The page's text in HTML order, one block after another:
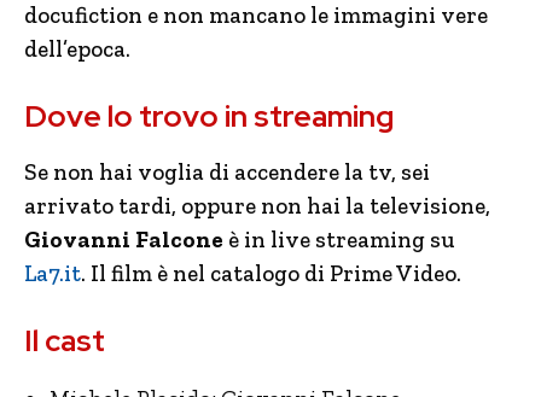
docufiction e non mancano le immagini vere
dell’epoca.
Dove lo trovo in streaming
Se non hai voglia di accendere la tv, sei
arrivato tardi, oppure non hai la televisione,
Giovanni Falcone è in live streaming su
La7.it. Il film è nel catalogo di Prime Video.
Il cast